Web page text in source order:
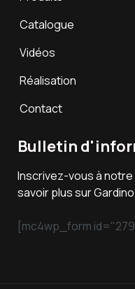
Catalogue
Vidéos
Réalisation
Contact
Bulletin
Inscrivez-vous à
savoir plus sur
[mc4wp_form